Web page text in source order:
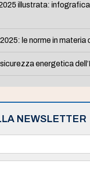
illustrata:
le norme in materia
energetica
NEWSLETTER